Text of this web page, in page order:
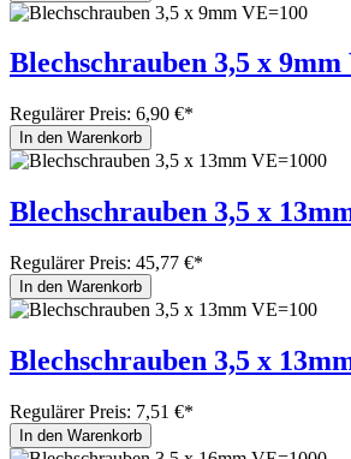
Blechschrauben 3,5 x 9mm
Regulärer Preis: 6,90 €*
In den Warenkorb
Blechschrauben 3,5 x
Regulärer Preis: 45,77 €*
In den Warenkorb
Blechschrauben 3,5 x
Regulärer Preis: 7,51 €*
In den Warenkorb